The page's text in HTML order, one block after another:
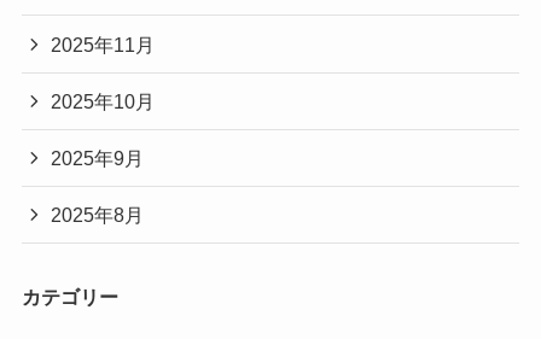
2025年11月
2025年10月
2025年9月
2025年8月
カテゴリー